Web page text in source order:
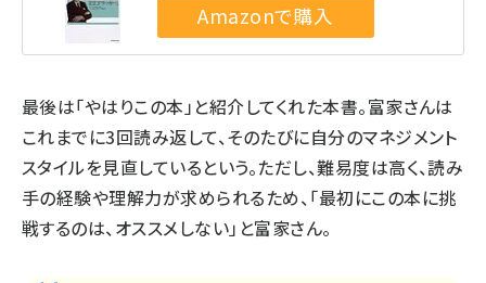
最後は「やはりこの本」と紹介してくれた本書。富家さんは
これまでに3回読み返して、そのたびに自分のマネジメント
スタイルを見直しているという。ただし、難易度は高く、読み
手の経験や理解力が求められるため、「最初にこの本に挑
戦するのは、オススメしない」と富家さん。